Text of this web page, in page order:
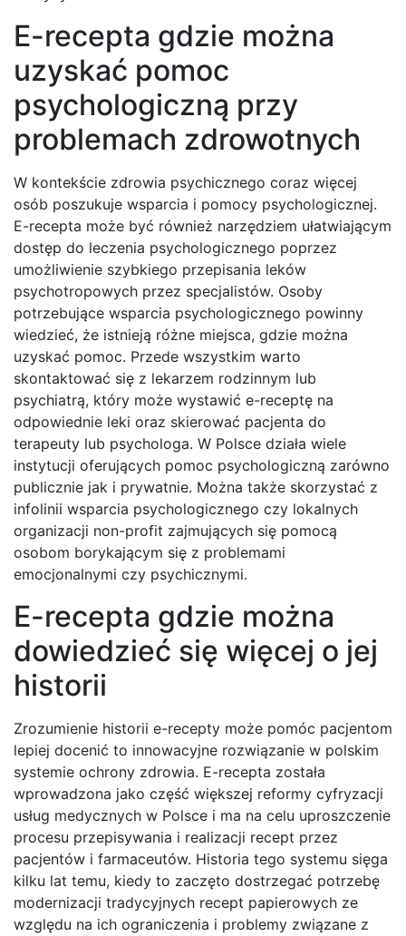
E-recepta gdzie można
uzyskać pomoc
psychologiczną przy
problemach zdrowotnych
W kontekście zdrowia psychicznego coraz więcej
osób poszukuje wsparcia i pomocy psychologicznej.
E-recepta może być również narzędziem ułatwiającym
dostęp do leczenia psychologicznego poprzez
umożliwienie szybkiego przepisania leków
psychotropowych przez specjalistów. Osoby
potrzebujące wsparcia psychologicznego powinny
wiedzieć, że istnieją różne miejsca, gdzie można
uzyskać pomoc. Przede wszystkim warto
skontaktować się z lekarzem rodzinnym lub
psychiatrą, który może wystawić e-receptę na
odpowiednie leki oraz skierować pacjenta do
terapeuty lub psychologa. W Polsce działa wiele
instytucji oferujących pomoc psychologiczną zarówno
publicznie jak i prywatnie. Można także skorzystać z
infolinii wsparcia psychologicznego czy lokalnych
organizacji non-profit zajmujących się pomocą
osobom borykającym się z problemami
emocjonalnymi czy psychicznymi.
E-recepta gdzie można
dowiedzieć się więcej o jej
historii
Zrozumienie historii e-recepty może pomóc pacjentom
lepiej docenić to innowacyjne rozwiązanie w polskim
systemie ochrony zdrowia. E-recepta została
wprowadzona jako część większej reformy cyfryzacji
usług medycznych w Polsce i ma na celu uproszczenie
procesu przepisywania i realizacji recept przez
pacjentów i farmaceutów. Historia tego systemu sięga
kilku lat temu, kiedy to zaczęto dostrzegać potrzebę
modernizacji tradycyjnych recept papierowych ze
względu na ich ograniczenia i problemy związane z